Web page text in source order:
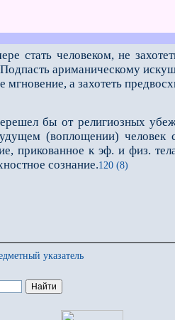
стать человеком, не
ариманическому
а захотеть
бы от религиозных
(во­площении) человек
прикованное к эф. и физ.
сознание.120 (8)
указатель